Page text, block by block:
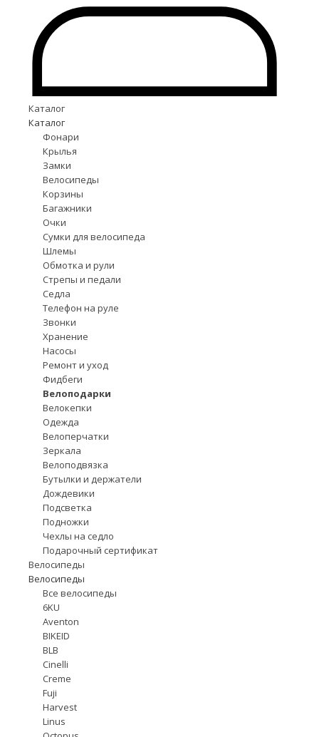
Каталог
Каталог
Фонари
Крылья
Замки
Велосипеды
Корзины
Багажники
Очки
Сумки для велосипеда
Шлемы
Обмотка и рули
Стрепы и педали
Седла
Телефон на руле
Звонки
Хранение
Насосы
Ремонт и уход
Фидбеги
Велоподарки
Велокепки
Одежда
Велоперчатки
Зеркала
Велоподвязка
Бутылки и держатели
Дождевики
Подсветка
Подножки
Чехлы на седло
Подарочный сертификат
Велосипеды
Велосипеды
Все велосипеды
6KU
Aventon
BIKEID
BLB
Cinelli
Creme
Fuji
Harvest
Linus